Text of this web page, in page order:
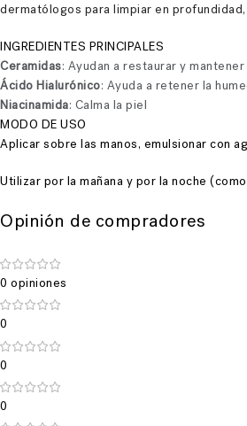
dermatólogos para limpiar en
INGREDIENTES PRINCIPALES
Ceramidas: Ayudan a restaurar y
Ácido Hialurónico: Ayuda a retener la
Niacinamida: Calma la piel
MODO DE USO
Aplicar sobre las manos, emulsionar con
Utilizar por la mañana y por la noche
Opinión de compradores
0 opiniones
0
0
0